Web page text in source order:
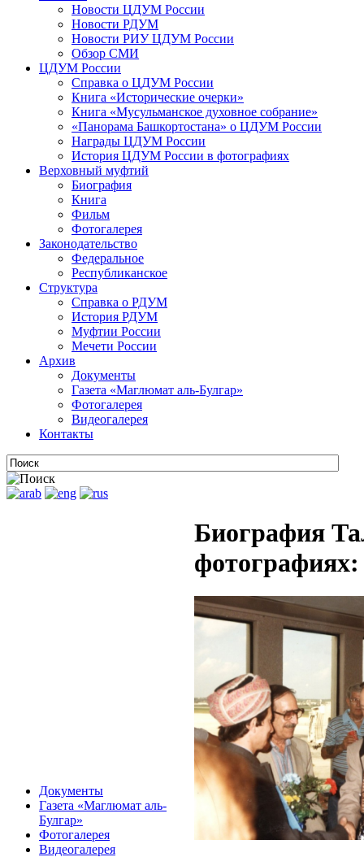
Новости ЦДУМ России
Новости РДУМ
Новости РИУ ЦДУМ России
Обзор СМИ
ЦДУМ России
Справка о ЦДУМ России
Книга «Исторические очерки»
Книга «Мусульманское духовное собрание»
«Панорама Башкортостана» о ЦДУМ России
Награды ЦДУМ России
История ЦДУМ России в фотографиях
Верховный муфтий
Биография
Книга
Фильм
Фотогалерея
Законодательство
Федеральное
Республиканское
Структура
Справка о РДУМ
История РДУМ
Муфтии России
Мечети России
Архив
Документы
Газета «Маглюмат аль-Булгар»
Фотогалерея
Видеогалерея
Контакты
Документы
Газета «Маглюмат аль-
Булгар»
Фотогалерея
Видеогалерея
Биография
фотографиях: